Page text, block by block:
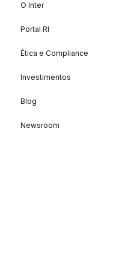
O Inter
Portal RI
Ética e Compliance
Investimentos
Blog
Newsroom